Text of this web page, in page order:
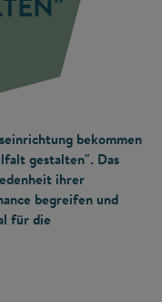
bekommen
gestalten". Das
ihrer
begreifen und
für die